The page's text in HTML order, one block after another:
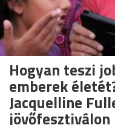
Hogyan teszi
emberek
Jacquelline
jövőfesztiválon